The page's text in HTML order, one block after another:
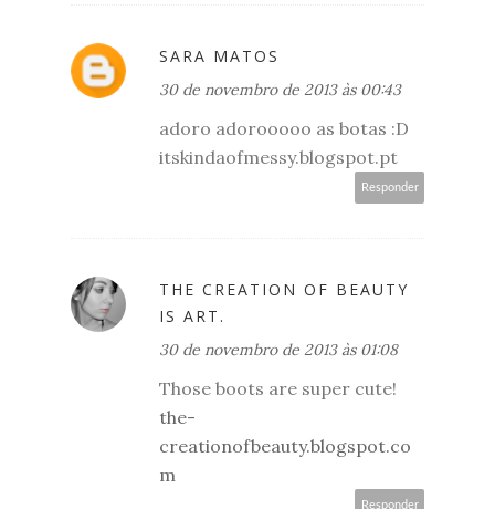
SARA MATOS
30 de novembro de 2013 às 00:43
adoro adorooooo as botas :D
itskindaofmessy.blogspot.pt
Responder
THE CREATION OF BEAUTY
IS ART.
30 de novembro de 2013 às 01:08
Those boots are super cute!
the-
creationofbeauty.blogspot.co
m
Responder